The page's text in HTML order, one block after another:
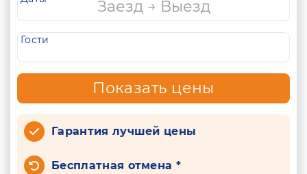
Гости
Показать цены
Гарантия лучшей цены
Бесплатная отмена *